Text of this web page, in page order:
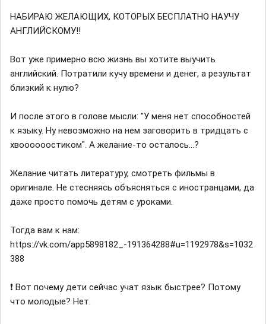
НАБИРАЮ ЖЕЛАЮЩИХ, КОТОРЫХ БЕСПЛАТНО НАУЧУ
АНГЛИЙСКОМУ‼
Вот уже примерно всю жизнь вы хотите выучить
английский. Потратили кучу времени и денег, а результат
близкий к нулю?
И после этого в голове мысли: "У меня нет способностей
к языку. Ну невозможно на нем заговорить в тридцать с
хвоооооостиком". А желание-то осталось...?
Желание читать литературу, смотреть фильмы в
оригинале. Не стесняясь объясняться с иностранцами, да
даже просто помочь детям с уроками.
Тогда вам к нам:
https://vk.com/app5898182_-191364288#u=1192978&s=1032
388
❗ Вот почему дети сейчас учат язык быстрее? Потому
что молодые? Нет.